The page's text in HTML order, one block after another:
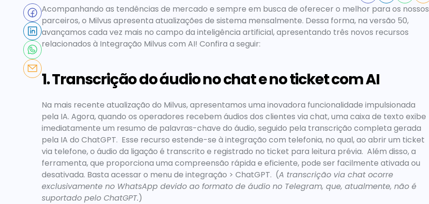
Acompanhando as tendências de mercado e sempre em busca de oferecer o melhor para os nossos
parceiros, o Milvus apresenta atualizações de sistema mensalmente. Dessa forma, na versão 50,
avançamos cada vez mais no campo da inteligência artificial, apresentando três novos recursos
relacionados à Integração Milvus com AI! Confira a seguir:
1. Transcrição do áudio no chat e no ticket com AI
Na mais recente atualização do Milvus, apresentamos uma inovadora funcionalidade impulsionada
pela IA. Agora, quando os operadores recebem áudios dos clientes via chat, uma caixa de texto exibe
imediatamente um resumo de palavras-chave do áudio, seguido pela transcrição completa gerada
pela IA do ChatGPT.  Esse recurso estende-se à integração com telefonia, no qual, ao abrir um ticket
via telefone, o áudio da ligação é transcrito e registrado no ticket para leitura prévia.  Além disso, a
ferramenta, que proporciona uma compreensão rápida e eficiente, pode ser facilmente ativada ou
desativada. Basta acessar o menu de integração > ChatGPT.  (A transcrição via chat ocorre
exclusivamente no WhatsApp devido ao formato de áudio no Telegram, que, atualmente, não é
suportado pelo ChatGPT.)